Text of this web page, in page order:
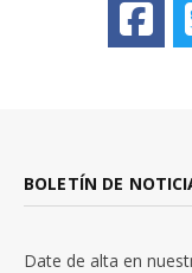
BOLETÍN DE
Date de alta en